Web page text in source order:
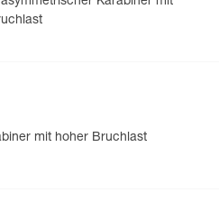
eines Produkts ab dem
mit hoher Bruchlast